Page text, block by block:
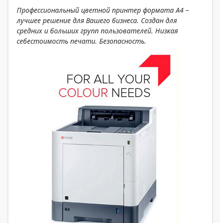
Профессиональный цветной принтер формата А4 –
лучшее решение для Вашего бизнеса. Создан для
средних и больших групп пользователей. Низкая
себестоимость печати. Безопасность.